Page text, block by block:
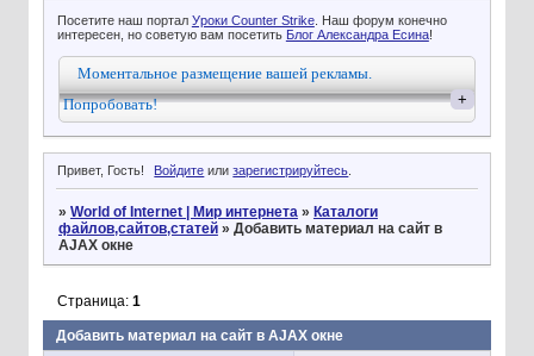
Посетите наш портал Уроки Counter Strike. Наш форум конечно
интересен, но советую вам посетить Блог Александра Есина!
Моментальное размещение вашей рекламы.
Попробовать!
+
Привет, Гость! Войдите илизарегистрируйтесь.
» World of Internet | Мир интернета » Каталоги
файлов,сайтов,статей » Добавить материал на сайт в
AJAX окне
Добавить материал на сайт в AJAX окне
Страница: 1